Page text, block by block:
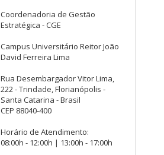
Coordenadoria de Gestão
Estratégica - CGE
Campus Universitário Reitor João
David Ferreira Lima
Rua Desembargador Vitor Lima,
222 - Trindade, Florianópolis -
Santa Catarina - Brasil
CEP 88040-400
Horário de Atendimento:
08:00h - 12:00h | 13:00h - 17:00h